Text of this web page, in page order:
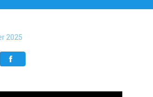
2025